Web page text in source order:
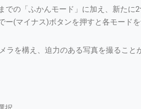
での「ふかんモード」に加え、新た
ー(マイナス)ボタンを押すと各モード
ラを構え、迫力のある写真を撮ること